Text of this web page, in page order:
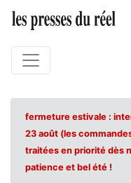
fermeture estivale :
23 août (les
traitées en priorité dès
patience et bel été !